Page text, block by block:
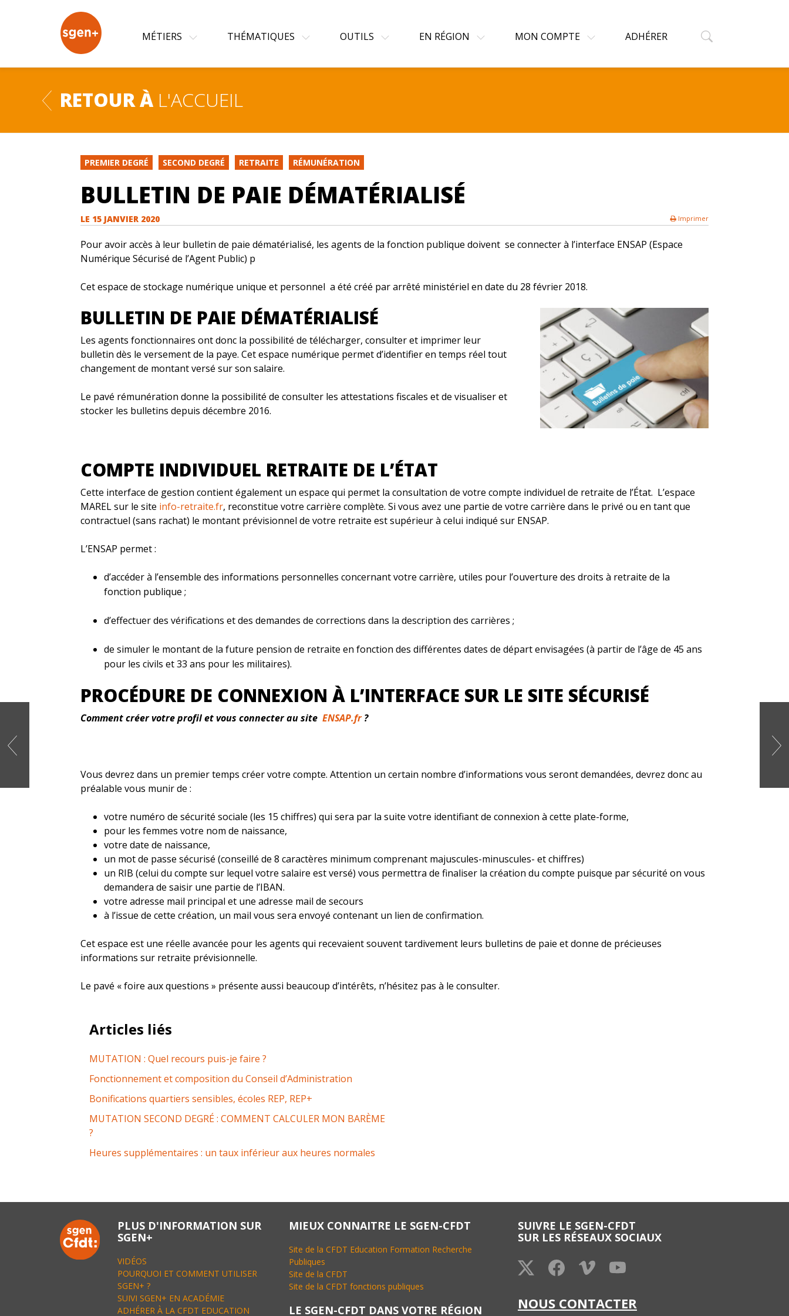
+ MÉTIERS THÉMATIQUES OUTILS EN RÉGION MON COMPTE ADHÉRER
RETOUR À L'ACCUEIL
PREMIER DEGRÉ SECOND DEGRÉ RETRAITE RÉMUNÉRATION
BULLETIN DE PAIE DÉMATÉRIALISÉ
LE 15 JANVIER 2020 Imprimer
Pour avoir accès à leur bulletin de paie dématérialisé, les agents de la fonction publique doivent se connecter à l’interface ENSAP (Espace
Numérique Sécurisé de l’Agent Public) p
Cet espace de stockage numérique unique et personnel a été créé par arrêté ministériel en date du 28 février 2018.
BULLETIN DE PAIE DÉMATÉRIALISÉ
Les agents fonctionnaires ont donc la possibilité de télécharger, consulter et imprimer leur
bulletin dès le versement de la paye. Cet espace numérique permet d’identifier en temps réel tout
changement de montant versé sur son salaire.
Le pavé rémunération donne la possibilité de consulter les attestations fiscales et de visualiser et
stocker les bulletins depuis décembre 2016.
COMPTE INDIVIDUEL RETRAITE DE L’ÉTAT
Cette interface de gestion contient également un espace qui permet la consultation de votre compte individuel de retraite de l’État. L’espace
MAREL sur le site info-retraite.fr, reconstitue votre carrière complète. Si vous avez une partie de votre carrière dans le privé ou en tant que
contractuel (sans rachat) le montant prévisionnel de votre retraite est supérieur à celui indiqué sur ENSAP.
L’ENSAP permet :
d’accéder à l’ensemble des informations personnelles concernant votre carrière, utiles pour l’ouverture des droits à retraite de la
fonction publique ;
d’effectuer des vérifications et des demandes de corrections dans la description des carrières ;
de simuler le montant de la future pension de retraite en fonction des différentes dates de départ envisagées (à partir de l’âge de 45 ans
pour les civils et 33 ans pour les militaires).
PROCÉDURE DE CONNEXION À L’INTERFACE SUR LE SITE SÉCURISÉ
Comment créer votre profil et vous connecter au site ENSAP.fr?
Vous devrez dans un premier temps créer votre compte. Attention un certain nombre d’informations vous seront demandées, devrez donc au
préalable vous munir de :
votre numéro de sécurité sociale (les 15 chiffres) qui sera par la suite votre identifiant de connexion à cette plate-forme,
pour les femmes votre nom de naissance,
votre date de naissance,
un mot de passe sécurisé (conseillé de 8 caractères minimum comprenant majuscules-minuscules- et chiffres)
un RIB (celui du compte sur lequel votre salaire est versé) vous permettra de finaliser la création du compte puisque par sécurité on vous
demandera de saisir une partie de l’IBAN.
votre adresse mail principal et une adresse mail de secours
à l’issue de cette création, un mail vous sera envoyé contenant un lien de confirmation.
Cet espace est une réelle avancée pour les agents qui recevaient souvent tardivement leurs bulletins de paie et donne de précieuses
informations sur retraite prévisionnelle.
Le pavé « foire aux questions » présente aussi beaucoup d’intérêts, n’hésitez pas à le consulter.
Articles liés
MUTATION : Quel recours puis-je faire ?
Fonctionnement et composition du Conseil d’Administration
Bonifications quartiers sensibles, écoles REP, REP+
MUTATION SECOND DEGRÉ : COMMENT CALCULER MON BARÈME
?
Heures supplémentaires : un taux inférieur aux heures normales
PLUS D'INFORMATION SUR
SGEN+
VIDÉOS
POURQUOI ET COMMENT UTILISER
SGEN+ ?
SUIVI SGEN+ EN ACADÉMIE
ADHÉRER À LA CFDT EDUCATION
MIEUX CONNAITRE LE SGEN-CFDT
Site de la CFDT Education Formation Recherche
Publiques
Site de la CFDT
Site de la CFDT fonctions publiques
LE SGEN-CFDT DANS VOTRE RÉGION
SUIVRE LE SGEN-CFDT
SUR LES RÉSEAUX SOCIAUX
NOUS CONTACTER